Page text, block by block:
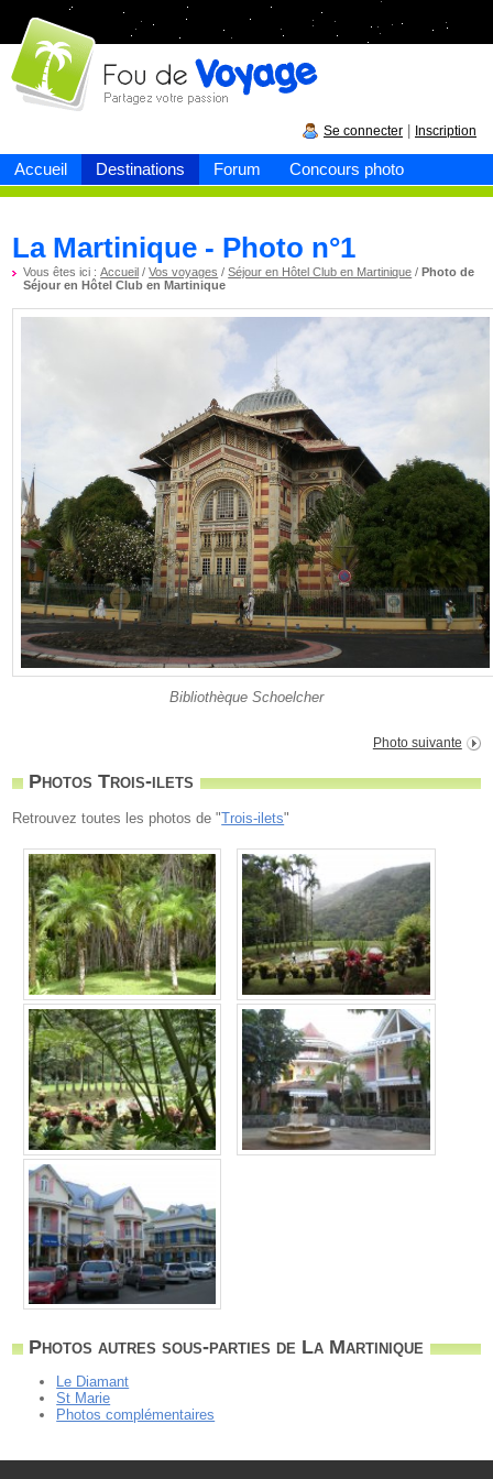
Accueil Destinations Forum Concours photo
Fou devoyage
Se connecter Inscription
La Martinique - Photo n°1
Vous êtes ici :Accueil /Vos voyages /Séjour en Hôtel Club en Martinique /Photo de
Séjour en Hôtel Club en Martinique
Bibliothèque Schoelcher
Photo suivante
Photos Trois-ilets
Retrouvez toutes les photos de "Trois-ilets"
Photos autres sous-parties de La Martinique
Le Diamant
St Marie
Photos complémentaires